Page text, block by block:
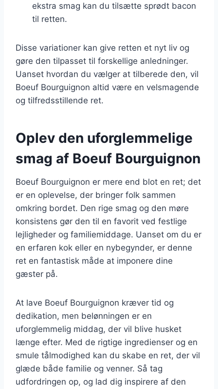
ekstra smag kan du tilsætte sprødt bacon
til retten.
Disse variationer kan give retten et nyt liv og
gøre den tilpasset til forskellige anledninger.
Uanset hvordan du vælger at tilberede den, vil
Boeuf Bourguignon altid være en velsmagende
og tilfredsstillende ret.
Oplev den uforglemmelige
smag af Boeuf Bourguignon
Boeuf Bourguignon er mere end blot en ret; det
er en oplevelse, der bringer folk sammen
omkring bordet. Den rige smag og den møre
konsistens gør den til en favorit ved festlige
lejligheder og familiemiddage. Uanset om du er
en erfaren kok eller en nybegynder, er denne
ret en fantastisk måde at imponere dine
gæster på.
At lave Boeuf Bourguignon kræver tid og
dedikation, men belønningen er en
uforglemmelig middag, der vil blive husket
længe efter. Med de rigtige ingredienser og en
smule tålmodighed kan du skabe en ret, der vil
glæde både familie og venner. Så tag
udfordringen op, og lad dig inspirere af den